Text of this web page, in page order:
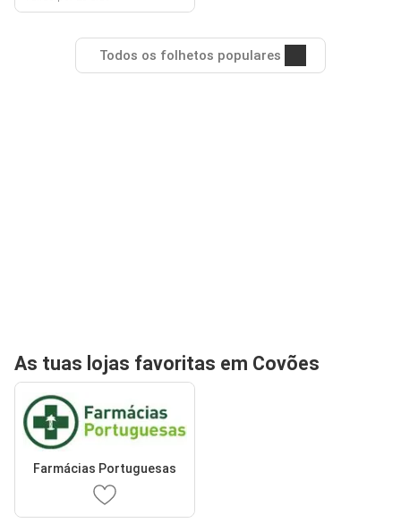
Todos os folhetos populares
As tuas lojas favoritas em Covões
Farmácias Portuguesas